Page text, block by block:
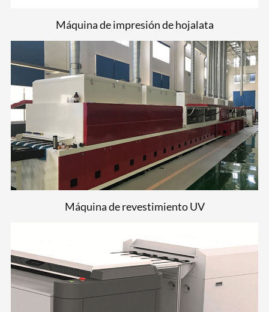
Máquina de impresión de hojalata
Máquina de revestimiento UV